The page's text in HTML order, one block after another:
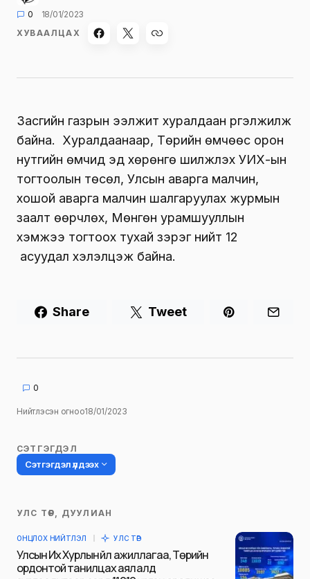
0
18/01/2023
ХУВААЛЦАХ
Засгийн газрын ээлжит хуралдаан үргэлжилж
байна. Хуралдаанаар, Төрийн өмчөөс орон
нутгийн өмчид эд хөрөнгө шилжүүлэх УИХ-ын
тогтоолын төсөл, Улсын аварга малчин,
хошой аварга малчин шалгаруулах журмын
заалт өөрчлөх, Мөнгөн урамшууллын
хэмжээ тогтоох тухай зэрэг нийт 12
асуудал хэлэлцэж байна.
Share Tweet
0
Нийтлэсэн огноо18/01/2023
СЭТГЭГДЭЛ
Сэтгэгдэл үлдээх
Таны имэйл хаягийг нийтлэхгүй.
тэмдэглэсэн
УЛС ТӨР, ДУУЛИАН
ОНЦЛОХ НИЙТЛЭЛ УЛС ТӨР
Улсын Их Хурлын үйл ажиллагаа, Төрийн
ордонтой танилцах аялалд